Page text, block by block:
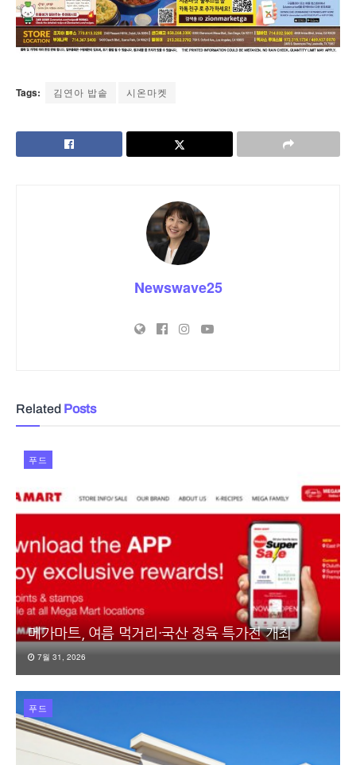
Tags: 김연아 밥솥 시온마켓
Newswave25
Related Posts
푸드
메가마트, 여름 먹거리·국산 정육 특가전 개최
7월 31, 2026
푸드